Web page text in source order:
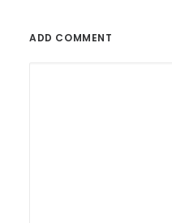
ADD COMMENT